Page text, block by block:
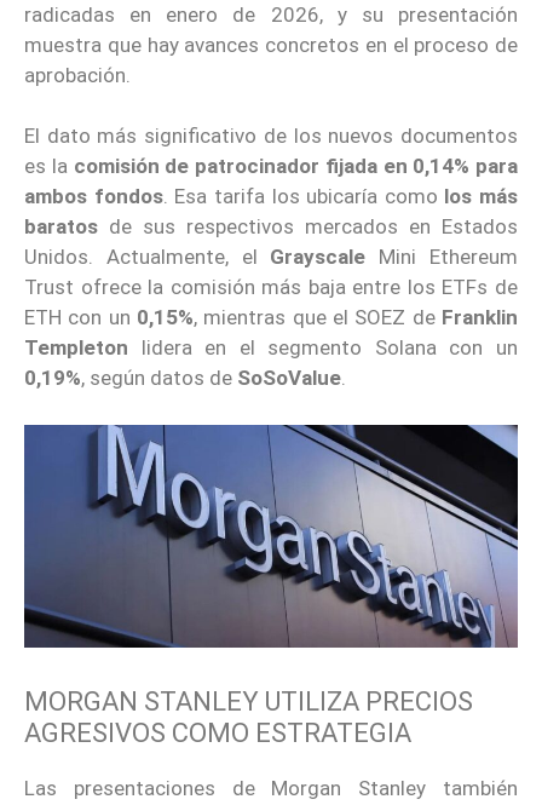
radicadas en enero de 2026, y su presentación
muestra que hay avances concretos en el proceso de
aprobación.
El dato más significativo de los nuevos documentos
es la comisión de patrocinador fijada en 0,14% para
ambos fondos. Esa tarifa los ubicaría como los más
baratos de sus respectivos mercados en Estados
Unidos. Actualmente, el Grayscale Mini Ethereum
Trust ofrece la comisión más baja entre los ETFs de
ETH con un 0,15%, mientras que el SOEZ de Franklin
Templeton lidera en el segmento Solana con un
0,19%, según datos de SoSoValue.
MORGAN STANLEY UTILIZA PRECIOS
AGRESIVOS COMO ESTRATEGIA
Las presentaciones de Morgan Stanley también